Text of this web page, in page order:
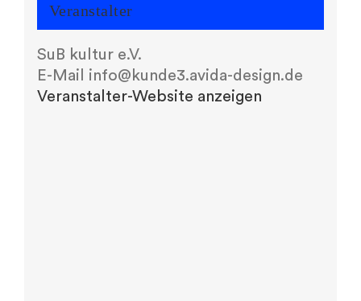
Veranstalter
SuB kultur e.V.
E-Mail info@kunde3.avida-design.de
Veranstalter-Website anzeigen